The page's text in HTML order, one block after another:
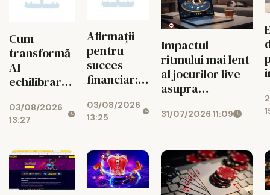
Cum
transformă
AI
echilibrarea
noroc
03/08/2026
13:27
Afirmații
pentru
succes
financiar:
atragi banii
zilnic
03/08/2026
13:25
Impactul
ritmului mai lent
al jocurilor live
asupra
bugetului la
31/07/2026 11:09